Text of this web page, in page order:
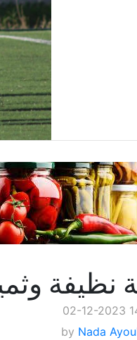
نظيفة
02-12-2023
by Nada